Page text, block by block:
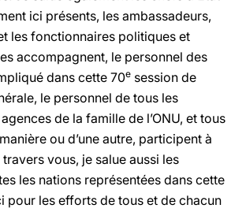
ici présents, les ambassadeurs,
les fonctionnaires politiques et
accompagnent, le personnel des
dans cette 70e session de
le personnel de tous les
de la famille de l’ONU, et tous
ou d’une autre, participent à
vous, je salue aussi les
les nations représentées dans cette
pour les efforts de tous et de chacun